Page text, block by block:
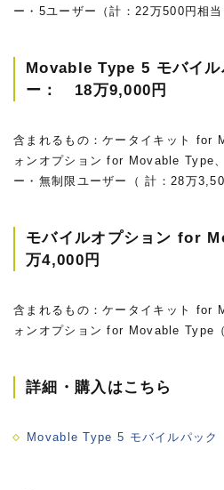
ー・5ユーザー（計：22万500円相当
Movable Type 5 モバイ
ー： 18万9,000円
含まれるもの：ケータイキット for
ォンオプション for Movable Type
ー・無制限ユーザー（ 計：28万
モバイルオプション for
万4,000円
含まれるもの：ケータイキット for
ォンオプション for Movable Type
詳細・購入はこちら
Movable Type 5 モバイルパック